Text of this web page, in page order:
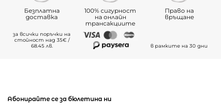
Безплатна
доставка
за всички поръчки на
стойност над 35€ /
68.45 лв.
100% сигурност
на онлайн
трансакциите
Право на
връщане
в рамките на 30 дни
Абонирайте се за бюлетина ни